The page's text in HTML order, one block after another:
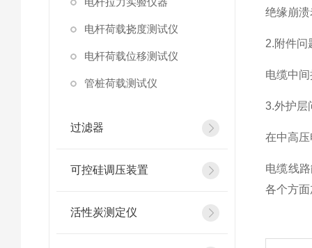
电杆荷载挠度测试仪
电杆荷载位移测试仪
管桩荷载测试仪
过滤器
可控硅调压装置
活性炭测定仪
绝缘崩
2.附件问
电缆中
3.外护层
在中高
电缆线
各个方